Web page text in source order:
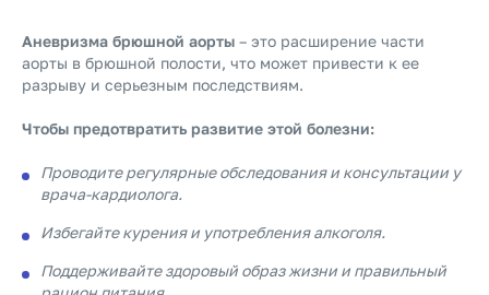
Аневризма брюшной аорты – это расширение части
аорты в брюшной полости, что может привести к ее
разрыву и серьезным последствиям.
Чтобы предотвратить развитие этой болезни:
Проводите регулярные обследования и консультации у
врача-кардиолога.
Избегайте курения и употребления алкоголя.
Поддерживайте здоровый образ жизни и правильный